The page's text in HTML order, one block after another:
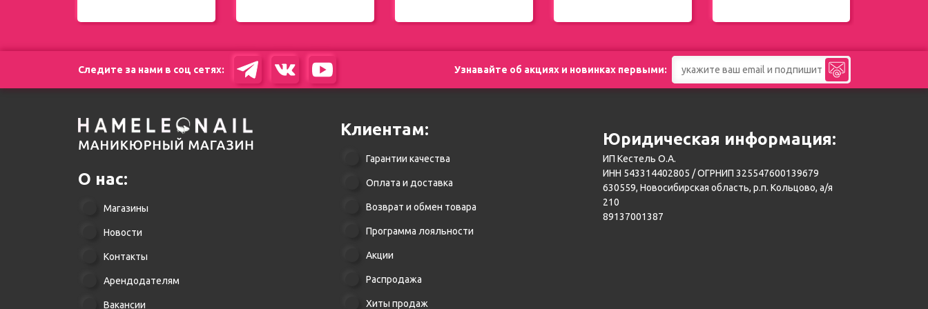
Следите за нами в соц сетях: Узнавайте об акциях и новинках первыми:
О нас:
Магазины
Новости
Контакты
Арендодателям
Вакансии
Клиентам:
Гарантии качества
Оплата и доставка
Возврат и обмен товара
Программа лояльности
Акции
Распродажа
Хиты продаж
Юридическая информация:
ИП Кестель О.А.
ИНН 543314402805 / ОГРНИП 325547600139679
630559, Новосибирская область, р.п. Кольцово, а/я
210
89137001387